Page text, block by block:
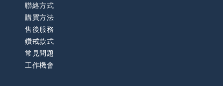
聯絡方式
購買方法
售後服務
鑽戒款式
常見問題
工作機會